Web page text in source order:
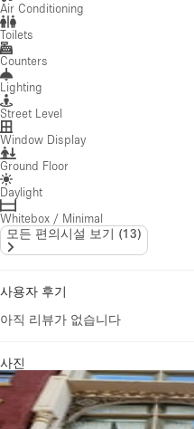
Air Conditioning
Toilets
Counters
Lighting
Street Level
Window Display
Ground Floor
Daylight
Whitebox / Minimal
모든 편의시설 보기 (13)
사용자 후기
아직 리뷰가 없습니다
사진